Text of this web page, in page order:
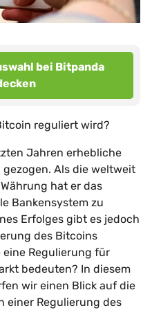
bei Bitpanda
reguliert wird?
Jahren erhebliche
Als die weltweit
hat er das
Bankensystem zu
Erfolges gibt es jedoch
des Bitcoins
Regulierung für
bedeuten? In diesem
wir einen Blick auf die
einer Regulierung des